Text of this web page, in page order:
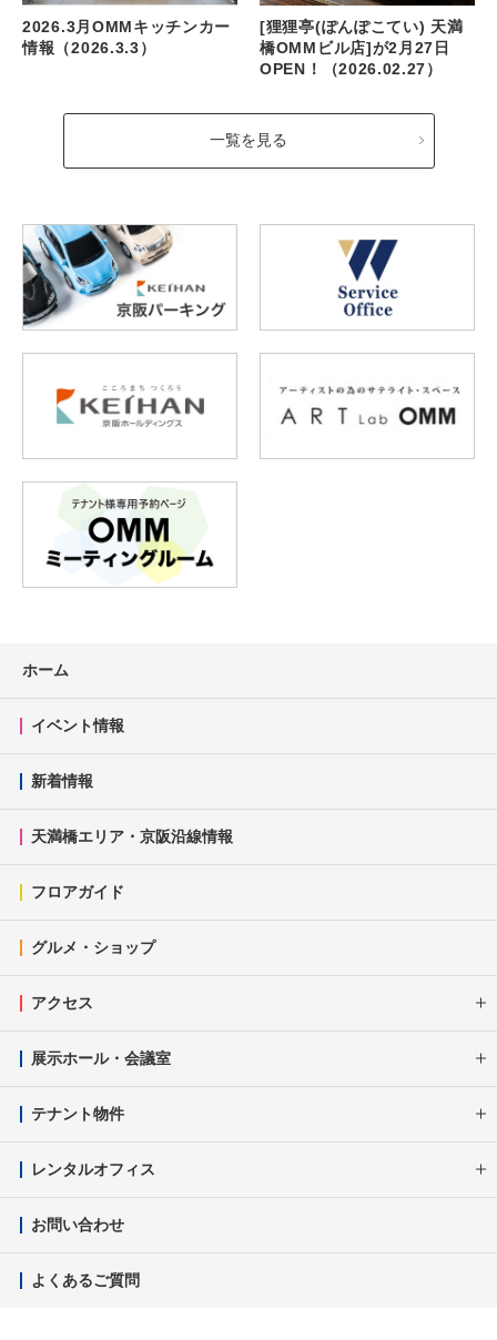
2026.3月OMMキッチンカー
情報（2026.3.3）
[狸狸亭(ぽんぽこてい) 天満
橋OMMビル店]が2月27日
OPEN！（2026.02.27）
一覧を見る
ホーム
イベント情報
新着情報
天満橋エリア・京阪沿線情報
フロアガイド
グルメ・ショップ
アクセス
展示ホール・会議室
テナント物件
レンタルオフィス
お問い合わせ
よくあるご質問